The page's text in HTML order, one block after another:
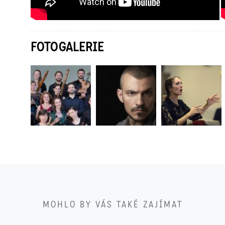
FOTOGALERIE
MOHLO BY VÁS TAKÉ ZAJÍMAT
11